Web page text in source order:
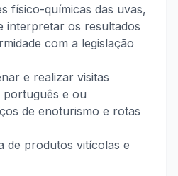
físico-químicas das uvas,
interpretar os resultados
com a legislação
e realizar visitas
português e ou
de enoturismo e rotas
de produtos vitícolas e